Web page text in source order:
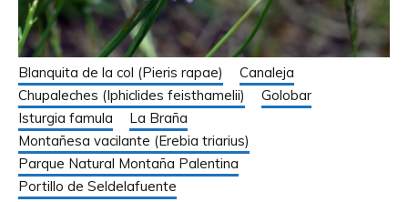
Blanquita de la col (Pieris rapae)
Canaleja
Chupaleches (Iphiclides feisthamelii)
Golobar
Isturgia famula
La Braña
Montañesa vacilante (Erebia triarius)
Parque Natural Montaña Palentina
Portillo de Seldelafuente